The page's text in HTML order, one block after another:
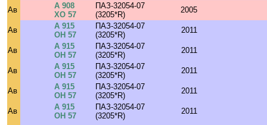
Ав
А 908
ХО 57
ПАЗ-32054-07
(3205*R)
2005
Ав
А 915
ОН 57
ПАЗ-32054-07
(3205*R)
2011
Ав
А 915
ОН 57
ПАЗ-32054-07
(3205*R)
2011
Ав
А 915
ОН 57
ПАЗ-32054-07
(3205*R)
2011
Ав
А 915
ОН 57
ПАЗ-32054-07
(3205*R)
2011
Ав
А 915
ОН 57
ПАЗ-32054-07
(3205*R)
2011